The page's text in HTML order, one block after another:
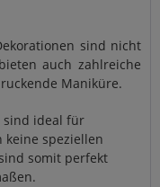
sind nicht
auch zahlreiche
Maniküre.
sind ideal für
keine speziellen
somit perfekt